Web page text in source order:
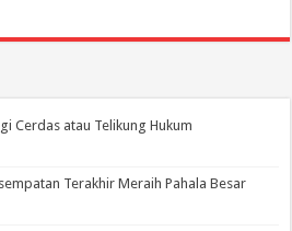
Cerdas atau Telikung Hukum
Terakhir Meraih Pahala Besar